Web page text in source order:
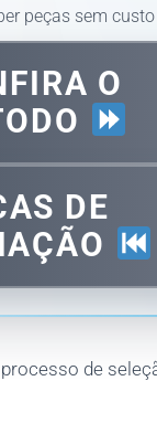
peças sem custo
O
DE
de